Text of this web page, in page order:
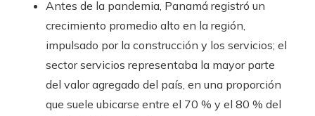
Antes de la pandemia, Panamá registró un
crecimiento promedio alto en la región,
impulsado por la construcción y los servicios; el
sector servicios representaba la mayor parte
del valor agregado del país, en una proporción
que suele ubicarse entre el 70 % y el 80 % del